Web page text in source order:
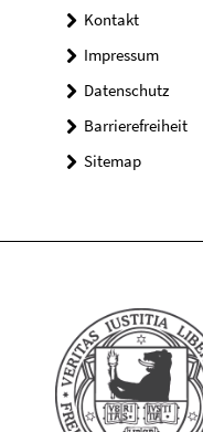
Kontakt
Impressum
Datenschutz
Barrierefreiheit
Sitemap